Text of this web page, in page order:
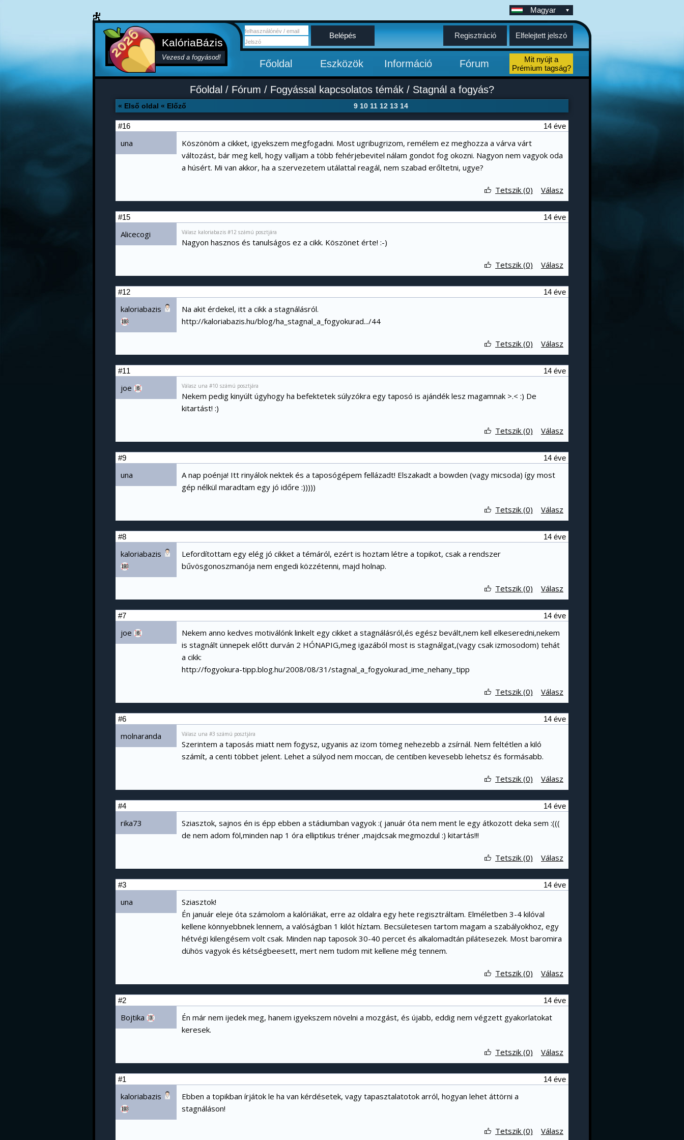
KalóriaBázis
Vezesd a fogyásod!
Magyar
Belépés Regisztráció Elfelejtett jelszó
Főoldal Eszközök Információ Fórum
Mit nyújt a
Prémium tagság?
Főoldal / Fórum / Fogyással kapcsolatos témák / Stagnál a fogyás?
« Első oldal « Előző 9 10 11 12 13 14
14 éve
#16
una
Köszönöm a cikket, igyekszem megfogadni. Most ugribugrizom, remélem ez meghozza a várva várt
változást, bár meg kell, hogy valljam a több fehérjebevitel nálam gondot fog okozni. Nagyon nem vagyok oda
a húsért. Mi van akkor, ha a szervezetem utálattal reagál, nem szabad erőltetni, ugye?
Válasz
Tetszik (0)
14 éve
#15
Alicecogi Válasz kaloriabazis #12 számú posztjára
Nagyon hasznos és tanulságos ez a cikk. Köszönet érte! :-)
Válasz
Tetszik (0)
14 éve
#12
kaloriabazis
193
Na akit érdekel, itt a cikk a stagnálásról.
http://kaloriabazis.hu/blog/ha_stagnal_a_fogyokurad.../44
Válasz
Tetszik (0)
14 éve
#11
joe 6 Válasz una #10 számú posztjára
Nekem pedig kinyúlt úgyhogy ha befektetek súlyzókra egy taposó is ajándék lesz magamnak >.< :) De
kitartást! :)
Válasz
Tetszik (0)
14 éve
#9
una
A nap poénja! Itt rinyálok nektek és a taposógépem fellázadt! Elszakadt a bowden (vagy micsoda) így most
gép nélkül maradtam egy jó időre :)))))
Válasz
Tetszik (0)
14 éve
#8
kaloriabazis
193
Lefordítottam egy elég jó cikket a témáról, ezért is hoztam létre a topikot, csak a rendszer
bűvösgonoszmanója nem engedi közzétenni, majd holnap.
Válasz
Tetszik (0)
14 éve
#7
joe 6
Nekem anno kedves motiválónk linkelt egy cikket a stagnálásról,és egész bevált,nem kell elkeseredni,nekem
is stagnált ünnepek előtt durván 2 HÓNAPIG,meg igazából most is stagnálgat,(vagy csak izmosodom) tehát
a cikk:
http://fogyokura-tipp.blog.hu/2008/08/31/stagnal_a_fogyokurad_ime_nehany_tipp
Válasz
Tetszik (0)
14 éve
#6
molnaranda Válasz una #3 számú posztjára
Szerintem a taposás miatt nem fogysz, ugyanis az izom tömeg nehezebb a zsírnál. Nem feltétlen a kiló
számít, a centi többet jelent. Lehet a súlyod nem moccan, de centiben kevesebb lehetsz és formásabb.
Válasz
Tetszik (0)
14 éve
#4
rika73
Sziasztok, sajnos én is épp ebben a stádiumban vagyok :( január óta nem ment le egy átkozott deka sem :(((
de nem adom föl,minden nap 1 óra elliptikus tréner ,majdcsak megmozdul :) kitartás!!!
Válasz
Tetszik (0)
14 éve
#3
una
Sziasztok!
Én január eleje óta számolom a kalóriákat, erre az oldalra egy hete regisztráltam. Elméletben 3-4 kilóval
kellene könnyebbnek lennem, a valóságban 1 kilót híztam. Becsületesen tartom magam a szabályokhoz, egy
hétvégi kilengésem volt csak. Minden nap taposok 30-40 percet és alkalomadtán pilátesezek. Most baromira
dühös vagyok és kétségbeesett, mert nem tudom mit kellene még tennem.
Válasz
Tetszik (0)
14 éve
#2
Bojtika 3
Én már nem ijedek meg, hanem igyekszem növelni a mozgást, és újabb, eddig nem végzett gyakorlatokat
keresek.
Válasz
Tetszik (0)
14 éve
#1
kaloriabazis
193
Ebben a topikban írjátok le ha van kérdésetek, vagy tapasztalatotok arról, hogyan lehet áttörni a
stagnáláson!
Válasz
Tetszik (0)